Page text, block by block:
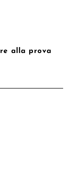
alla prova